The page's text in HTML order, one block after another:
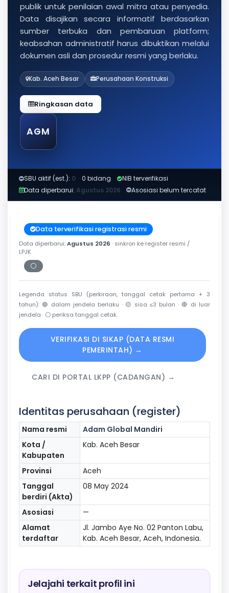
publik untuk penilaian awal mitra atau penyedia.
Data disajikan secara informatif berdasarkan
sumber terbuka dan pembaruan platform;
keabsahan administratif harus dibuktikan melalui
dokumen asli dan prosedur resmi yang berlaku.
Kab. Aceh Besar Perusahaan Konstruksi
Ringkasan data
AGM
SBU aktif (est.): 0 · 0 bidang
NIB terverifikasi
Data diperbarui: Agustus 2026 Asosiasi belum tercatat
Data terverifikasi registrasi resmi
Data diperbarui:Agustus 2026 · sinkron ke register resmi /
LPJK
⚪
Periksa tanggal cetak
Legenda status SBU (perkiraan, tanggal cetak pertama + 3
tahun): 🟢 dalam jendela berlaku · 🟡 sisa ≤3 bulan · 🔴 di luar
jendela · ⚪ periksa tanggal cetak.
VERIFIKASI DI SIKAP (DATA RESMI
PEMERINTAH) →
CARI DI PORTAL LKPP (CADANGAN) →
Identitas perusahaan (register)
Nama resmi
Adam Global Mandiri
Kota /
Kabupaten
Kab. Aceh Besar
Provinsi
Aceh
Tanggal
berdiri (Akta)
08 May 2024
Asosiasi
—
Alamat
terdaftar
Jl. Jambo Aye No. 02 Panton Labu,
Kab. Aceh Besar, Aceh, Indonesia.
Jelajahi terkait profil ini